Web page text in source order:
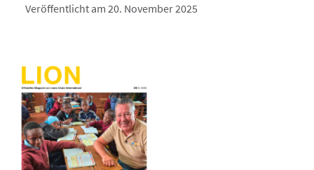
Veröffentlicht am 20. November 2025